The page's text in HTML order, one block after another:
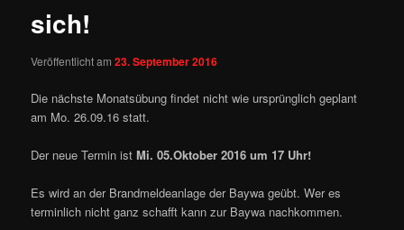
sich!
Veröffentlicht am23. September 2016
Die nächste Monatsübung findet nicht wie ursprünglich geplant
am Mo. 26.09.16 statt.
Der neue Termin istMi. 05.Oktober 2016 um 17 Uhr!
Es wird an der Brandmeldeanlage der Baywa geübt. Wer es
terminlich nicht ganz schafft kann zur Baywa nachkommen.